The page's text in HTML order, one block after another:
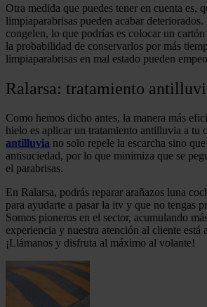
Otra medida que puedes tener en cuenta es,
limpiaparabrisas pueden acabar deteriorados.
congelen, lo que podrías es colocar un
la probabilidad de conservarlos por más
limpiaparabrisas en mal estado pueden
Ralarsa: tratamiento
Como hemos dicho antes, la manera más
hielo es aplicar un tratamiento antilluvia a tu
antilluvia no solo repele la escarcha sino que
antisuciedad, por lo que minimiza que se
el parabrisas.
En Ralarsa, podrás reparar arañazos luna
para ayudarte a pasar la itv y que no tengas
Somos pioneros en el sector, acumulando
experiencia y nuestra atención al cliente está
¡Llámanos y disfruta al máximo al volante!